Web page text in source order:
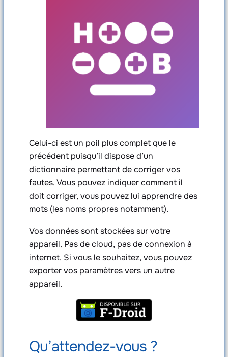
Celui-ci est un poil plus complet que le
précédent puisqu’il dispose d’un
dictionnaire permettant de corriger vos
fautes. Vous pouvez indiquer comment il
doit corriger, vous pouvez lui apprendre des
mots (les noms propres notamment).
Vos données sont stockées sur votre
appareil. Pas de cloud, pas de connexion à
internet. Si vous le souhaitez, vous pouvez
exporter vos paramètres vers un autre
appareil.
Qu’attendez-vous ?